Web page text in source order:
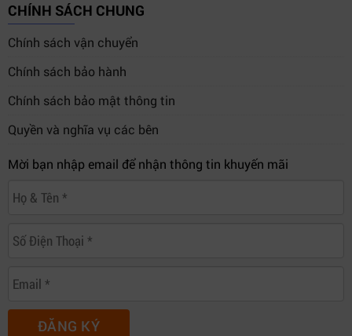
CHÍNH SÁCH CHUNG
Chính sách vận chuyển
Chính sách bảo hành
Chính sách bảo mật thông tin
Quyền và nghĩa vụ các bên
Mời bạn nhập email để nhận thông tin khuyến mãi
ĐĂNG KÝ